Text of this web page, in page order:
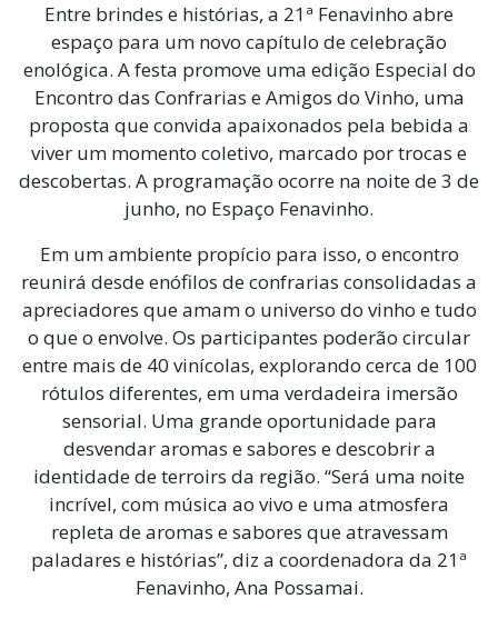
Entre brindes e histórias, a 21ª Fenavinho abre
espaço para um novo capítulo de celebração
enológica. A festa promove uma edição Especial do
Encontro das Confrarias e Amigos do Vinho, uma
proposta que convida apaixonados pela bebida a
viver um momento coletivo, marcado por trocas e
descobertas. A programação ocorre na noite de 3 de
junho, no Espaço Fenavinho.
Em um ambiente propício para isso, o encontro
reunirá desde enófilos de confrarias consolidadas a
apreciadores que amam o universo do vinho e tudo
o que o envolve. Os participantes poderão circular
entre mais de 40 vinícolas, explorando cerca de 100
rótulos diferentes, em uma verdadeira imersão
sensorial. Uma grande oportunidade para
desvendar aromas e sabores e descobrir a
identidade de terroirs da região. “Será uma noite
incrível, com música ao vivo e uma atmosfera
repleta de aromas e sabores que atravessam
paladares e histórias”, diz a coordenadora da 21ª
Fenavinho, Ana Possamai.